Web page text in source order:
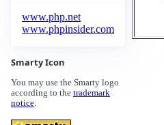
www.php.net
www.phpinsider.com
Smarty Icon
You may use the Smarty logo
according to the trademark
notice.